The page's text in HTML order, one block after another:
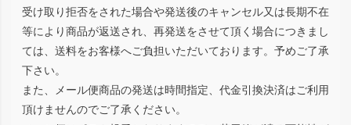
受け取り拒否をされた場合や発送後のキャンセル又は長期不在
等により商品が返送され、再発送をさせて頂く場合につきまし
ては、送料をお客様へご負担いただいております。予めご了承
下さい。
また、メール便商品の発送は時間指定、代金引換決済はご利用
頂けませんのでご了承ください。